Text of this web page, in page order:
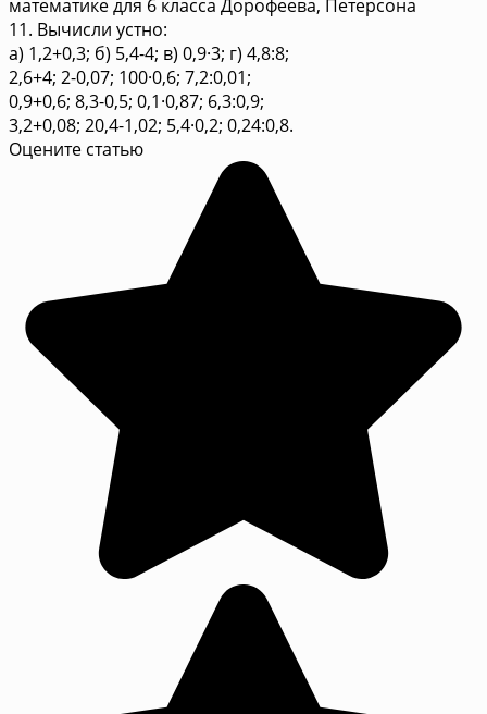
математике для 6 класса Дорофеева, Петерсона
11. Вычисли устно:
а) 1,2+0,3; б) 5,4-4; в) 0,9·3; г) 4,8:8;
2,6+4; 2-0,07; 100·0,6; 7,2:0,01;
0,9+0,6; 8,3-0,5; 0,1·0,87; 6,3:0,9;
3,2+0,08; 20,4-1,02; 5,4·0,2; 0,24:0,8.
Оцените статью